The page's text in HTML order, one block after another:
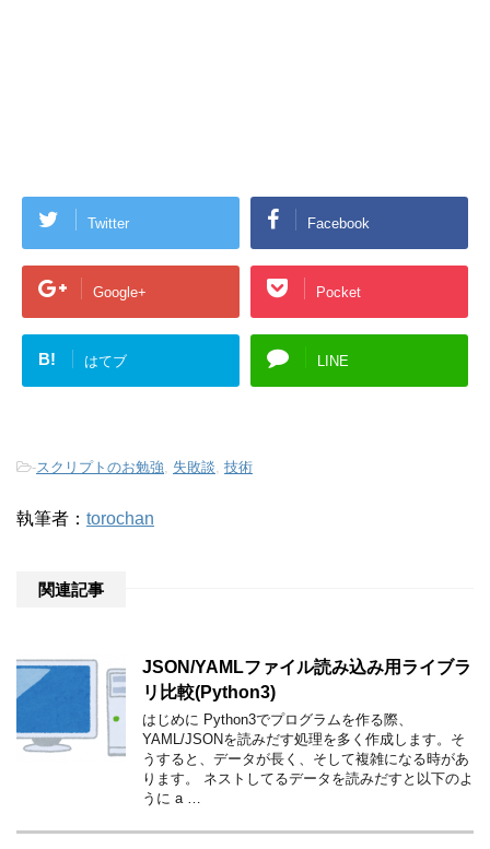
Twitter Facebook
Google+ Pocket
B! はてブ LINE
-スクリプトのお勉強, 失敗談, 技術
執筆者： torochan
関連記事
JSON/YAMLファイル読み込み用ライブラ
リ比較(Python3)
はじめに Python3でプログラムを作る際、
YAML/JSONを読みだす処理を多く作成します。そ
うすると、データが長く、そして複雑になる時があ
ります。 ネストしてるデータを読みだすと以下のよ
うに a …